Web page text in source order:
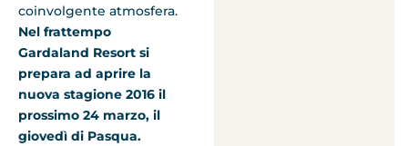
coinvolgente atmosfera.
Nel frattempo
Gardaland Resort si
prepara ad aprire la
nuova stagione 2016 il
prossimo 24 marzo, il
giovedì di Pasqua.